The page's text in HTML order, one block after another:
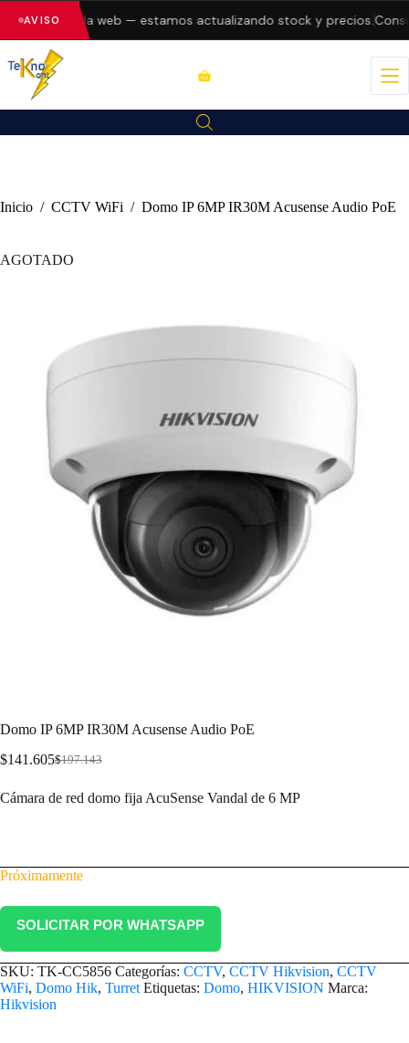
AVISO
errores en la web — estamos actualizando stock y precios.
Inicio / CCTV WiFi / Domo IP 6MP IR30M Acusense Audio PoE
AGOTADO
Domo IP 6MP IR30M Acusense Audio PoE
$197.143
$141.605
Cámara de red domo fija AcuSense Vandal de 6 MP
Próximamente
SOLICITAR POR WHATSAPP
SKU: TK-CC5856 Categorías: CCTV, CCTV Hikvision, CCTV
WiFi, Domo Hik, Turret Etiquetas: Domo, HIKVISION Marca:
Hikvision